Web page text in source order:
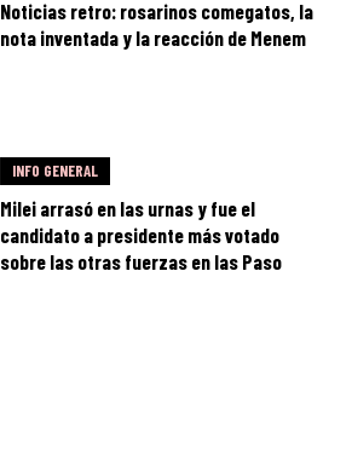
Noticias retro: rosarinos comegatos, la
nota inventada y la reacción de Menem
INFO GENERAL
Milei arrasó en las urnas y fue el
candidato a presidente más votado
sobre las otras fuerzas en las Paso